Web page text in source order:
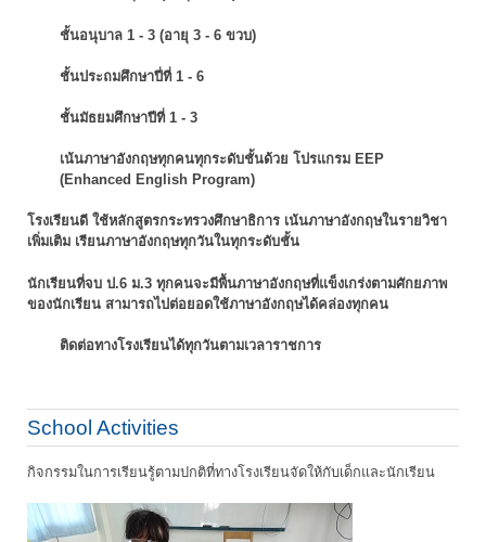
ชั้นอนุบาล 1 - 3 (อายุ 3 - 6 ขวบ)
ชั้นประถมศึกษาปี่ที่ 1 - 6
ชั้นมัธยมศึกษาปีที่ 1 - 3
เน้นภาษาอังกฤษทุกคนทุกระดับชั้นด้วย โปรแกรม EEP
(Enhanced English Program)
โรงเรียนดี ใช้หลักสูตรกระทรวงศึกษาธิการ เน้นภาษาอังกฤษในรายวิชา
เพิ่มเติม เรียนภาษาอังกฤษทุกวันในทุกระดับชั้น
นักเรียนที่จบ ป.6 ม.3 ทุกคนจะมีพื้นภาษาอังกฤษที่แข็งเกร่งตามศักยภาพ
ของนักเรียน สามารถไปต่อยอดใช้ภาษาอังกฤษได้คล่องทุกคน
ติดต่อทางโรงเรียนได้ทุกวันตามเวลาราชการ
School Activities
กิจกรรมในการเรียนรู้ตามปกติที่ทางโรงเรียนจัดให้กับเด็กและนักเรียน